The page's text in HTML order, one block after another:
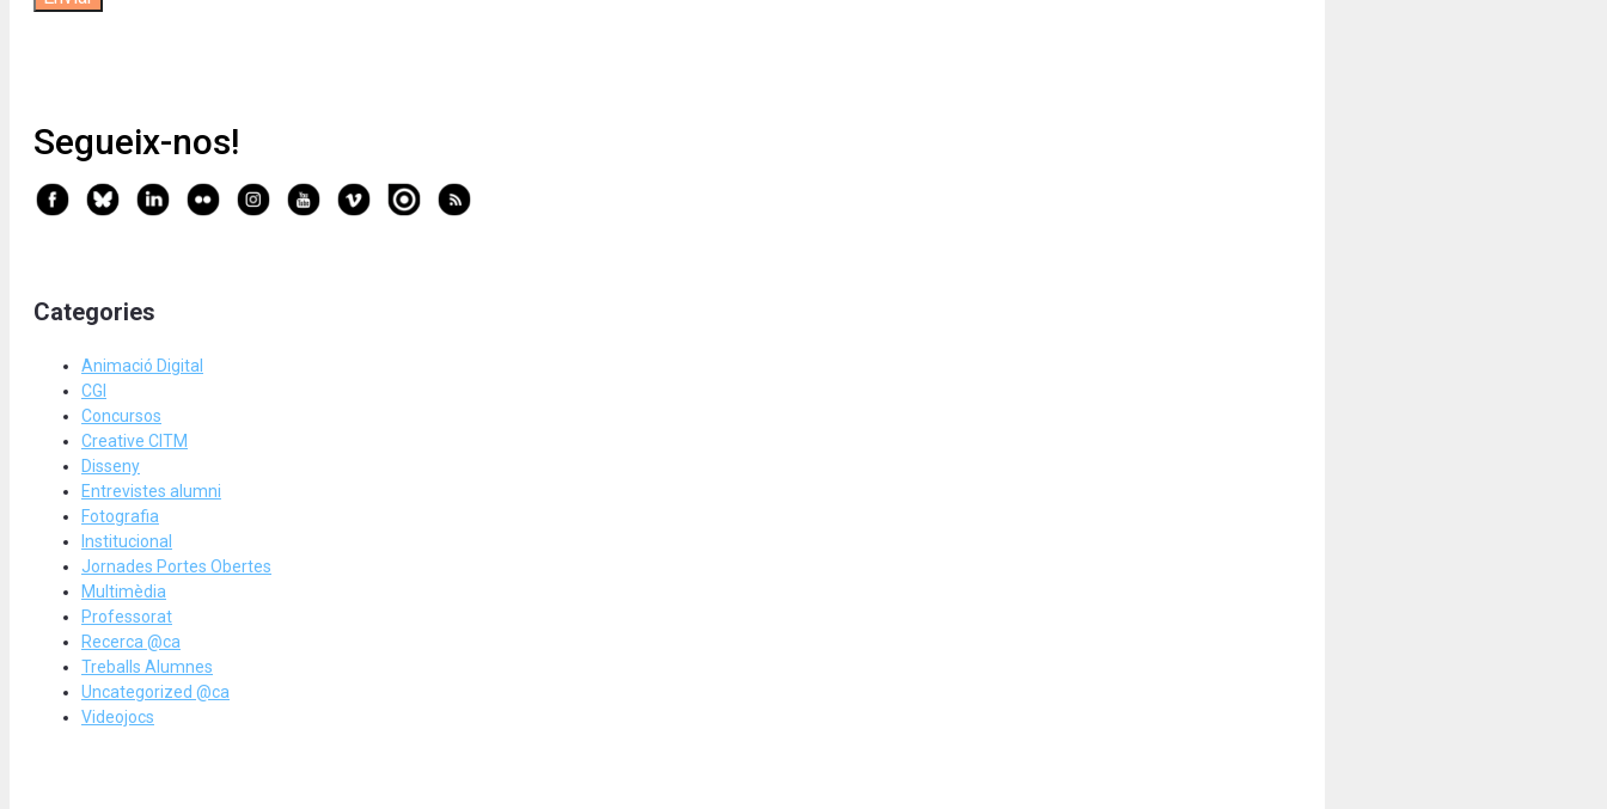
Segueix-nos!
Categories
Animació Digital
CGI
Concursos
Creative CITM
Disseny
Entrevistes alumni
Fotografia
Institucional
Jornades Portes Obertes
Multimèdia
Professorat
Recerca @ca
Treballs Alumnes
Uncategorized @ca
Videojocs